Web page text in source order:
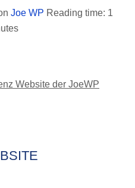
Joe WP Reading time: 1